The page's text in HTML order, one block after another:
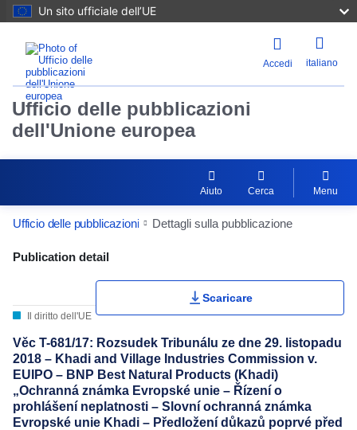
Un sito ufficiale dell’UE
Accedi italiano
Ufficio delle pubblicazioni
dell'Unione europea
Aiuto Cerca Menu
Ufficio delle pubblicazioni Dettagli sulla pubblicazione
Publication Detail Actions Portlet
Valutazione utente
Publication detail
Il diritto dell'UE
Scaricare
Věc T-681/17: Rozsudek Tribunálu ze dne 29. listopadu
2018 – Khadi and Village Industries Commission v.
EUIPO – BNP Best Natural Products (Khadi)
„Ochranná známka Evropské unie – Řízení o
prohlášení neplatnosti – Slovní ochranná známka
Evropské unie Khadi – Předložení důkazů poprvé před